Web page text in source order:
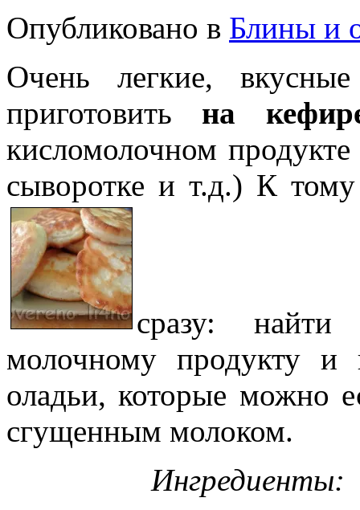
Опубликовано в Блины и
Очень легкие,
приготовить на
кисломолочном
сыворотке и т.д.) К
сразу: найти
молочному продукту и
оладьи, которые можно
сгущенным молоком.
Ингредиенты: